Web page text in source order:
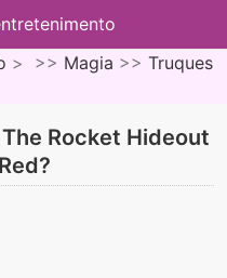
> >> Magia >> Truques
Rocket Hideout